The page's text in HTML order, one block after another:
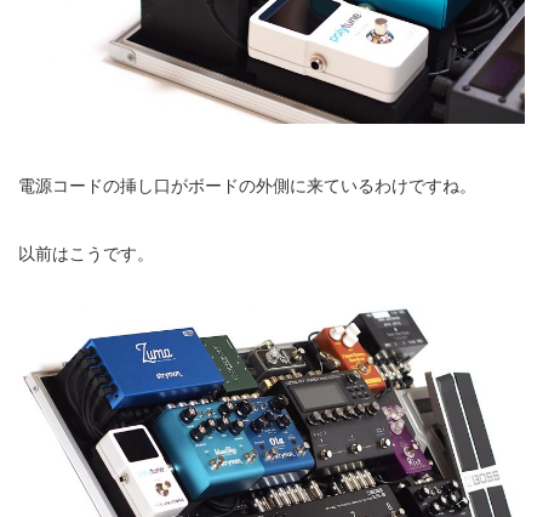
電源コードの挿し口がボードの外側に来ているわけですね。
以前はこうです。